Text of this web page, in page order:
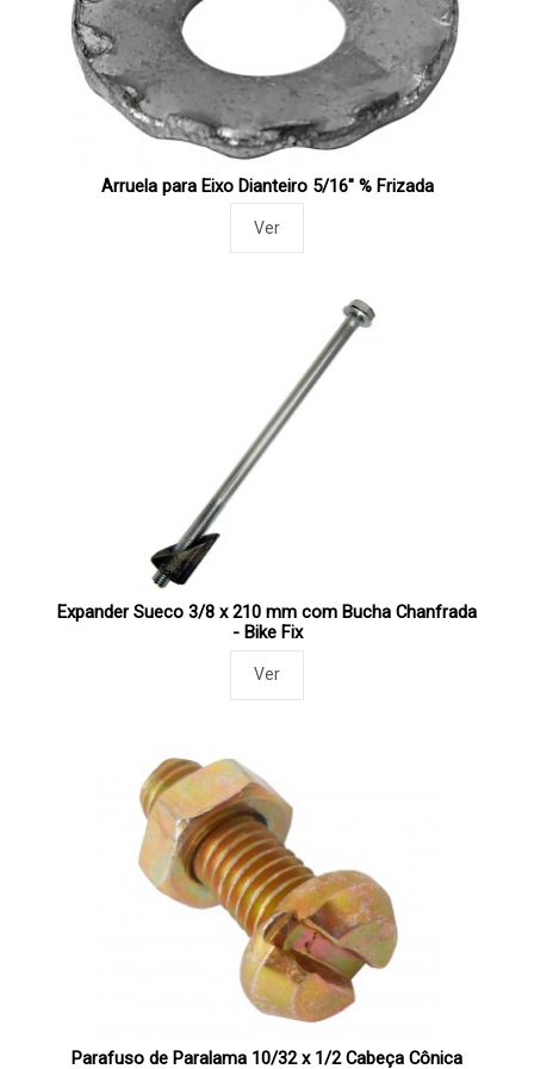
Arruela para Eixo Dianteiro 5/16" % Frizada
Ver
Expander Sueco 3/8 x 210 mm com Bucha Chanfrada
- Bike Fix
Ver
Parafuso de Paralama 10/32 x 1/2 Cabeça Cônica